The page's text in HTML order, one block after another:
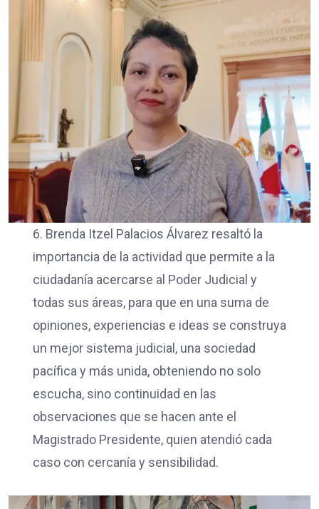
6. Brenda Itzel Palacios Álvarez resaltó la
importancia de la actividad que permite a la
ciudadanía acercarse al Poder Judicial y
todas sus áreas, para que en una suma de
opiniones, experiencias e ideas se construya
un mejor sistema judicial, una sociedad
pacífica y más unida, obteniendo no solo
escucha, sino continuidad en las
observaciones que se hacen ante el
Magistrado Presidente, quien atendió cada
caso con cercanía y sensibilidad.